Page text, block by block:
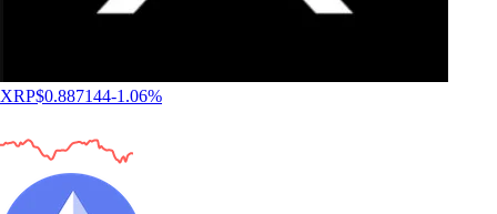
XRP$0.887144-1.06%